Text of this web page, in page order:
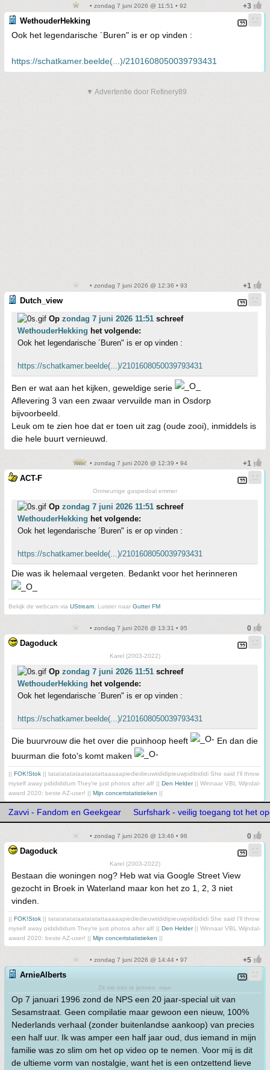
• zondag 7 juni 2026 @ 11:51 • 92
WethouderHekking
Ook het legendarische ´Buren" is er op vinden :
https://schatkamer.beelde(...)/2101608050039793431
▼ Advertentie door Refinery89
• zondag 7 juni 2026 @ 12:36 • 93
Dutch_view
Op zondag 7 juni 2026 11:51 schreef
WethouderHekking het volgende:
Ook het legendarische ´Buren" is er op vinden :
https://schatkamer.beelde(...)/2101608050039793431
Ben er wat aan het kijken, geweldige serie
Aflevering 3 van een zwaar vervuilde man in Osdorp
bijvoorbeeld.
Leuk om te zien hoe dat er toen uit zag (oude zooi), inmiddels is
die hele buurt vernieuwd.
• zondag 7 juni 2026 @ 12:39 • 94
ACT-F
Onmeunige gaspedoal emmer
Op zondag 7 juni 2026 11:51 schreef
WethouderHekking het volgende:
Ook het legendarische ´Buren" is er op vinden :
https://schatkamer.beelde(...)/2101608050039793431
Die was ik helemaal vergeten. Bedankt voor het herinneren
Bekijk de webcam via UStream . Luister naar Gutter FM
• zondag 7 juni 2026 @ 13:31 • 95
Dagoduck
Karel (2003-2022)
Op zondag 7 juni 2026 11:51 schreef
WethouderHekking het volgende:
Ook het legendarische ´Buren" is er op vinden :
https://schatkamer.beelde(...)/2101608050039793431
Die buurvrouw die het over die puinhoop heeft
En dan die
buurman die foto's komt maken
|| FOK!Stok || tatatatatataatatatattaaaaapiediedieuwtididipieuwpidibididi She said I'll throw
myself away pididididum They're just photos after all! || Den Helder|| Winnaar VBL Wijndal-
award 2020: beste AZ-user! || Mijn concertstatistieken ||
Zavvi - Fandom en Geekgear Surfshark - veilig toegang tot het
• zondag 7 juni 2026 @ 13:46 • 96
Dagoduck
Karel (2003-2022)
Bestaan die woningen nog? Heb wat via Google Street View
gezocht in Broek in Waterland maar kon het zo 1, 2, 3 niet
vinden.
|| FOK!Stok || tatatatatataatatatattaaaaapiediedieuwtididipieuwpidibididi She said I'll throw
myself away pididididum They're just photos after all! || Den Helder|| Winnaar VBL Wijndal-
award 2020: beste AZ-user! || Mijn concertstatistieken ||
• zondag 7 juni 2026 @ 14:44 • 97
ArnieAlberts
Zit me niet te jennen, man
Op 7 januari 1996 zond de NPS een 20 jaar-special uit van
Sesamstraat. Geen compilatie maar gewoon een nieuw, 100%
Nederlands verhaal (zonder buitenlandse aankoop) van precies
een half uur. Ik was amper een half jaar oud, dus iemand in mijn
familie was zo slim om het op video op te nemen. Voor mij is dit
de ultieme vorm van nostalgie, want het is een ontzettend lieve